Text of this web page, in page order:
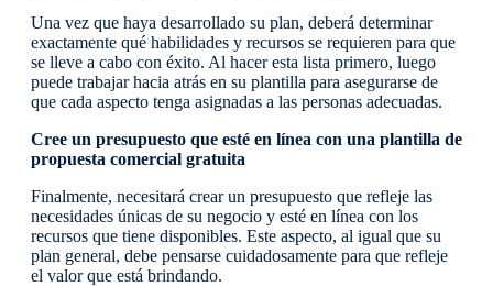
Una vez que haya desarrollado su plan, deberá determinar
exactamente qué habilidades y recursos se requieren para que
se lleve a cabo con éxito. Al hacer esta lista primero, luego
puede trabajar hacia atrás en su plantilla para asegurarse de
que cada aspecto tenga asignadas a las personas adecuadas.
Cree un presupuesto que esté en línea con una plantilla de
propuesta comercial gratuita
Finalmente, necesitará crear un presupuesto que refleje las
necesidades únicas de su negocio y esté en línea con los
recursos que tiene disponibles. Este aspecto, al igual que su
plan general, debe pensarse cuidadosamente para que refleje
el valor que está brindando.